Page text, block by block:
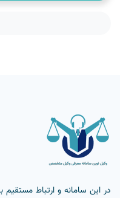
در این سامانه و ارتباط